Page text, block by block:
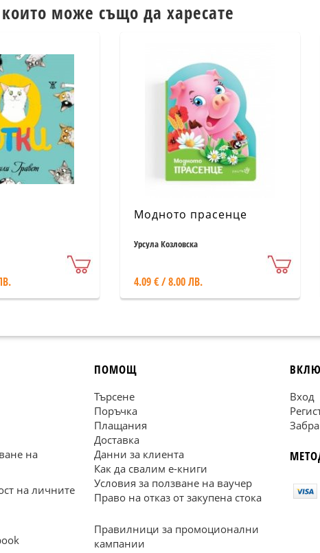
може също да харесате
Модното прасенце
Урсула Козловска
4.09 € / 8.00 ЛВ.
на
на личните
ПОМОЩ
Търсене
Поръчка
Плащания
Доставка
Данни за клиента
Как да свалим е-книги
Условия за ползване на ваучер
Право на отказ от закупена стока
Правилници за промоционални
кампании
Вход